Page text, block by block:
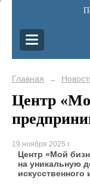
Главная →
Центр
19 ноября 2025 г.
Центр «Мой
на уникальную
искусственного